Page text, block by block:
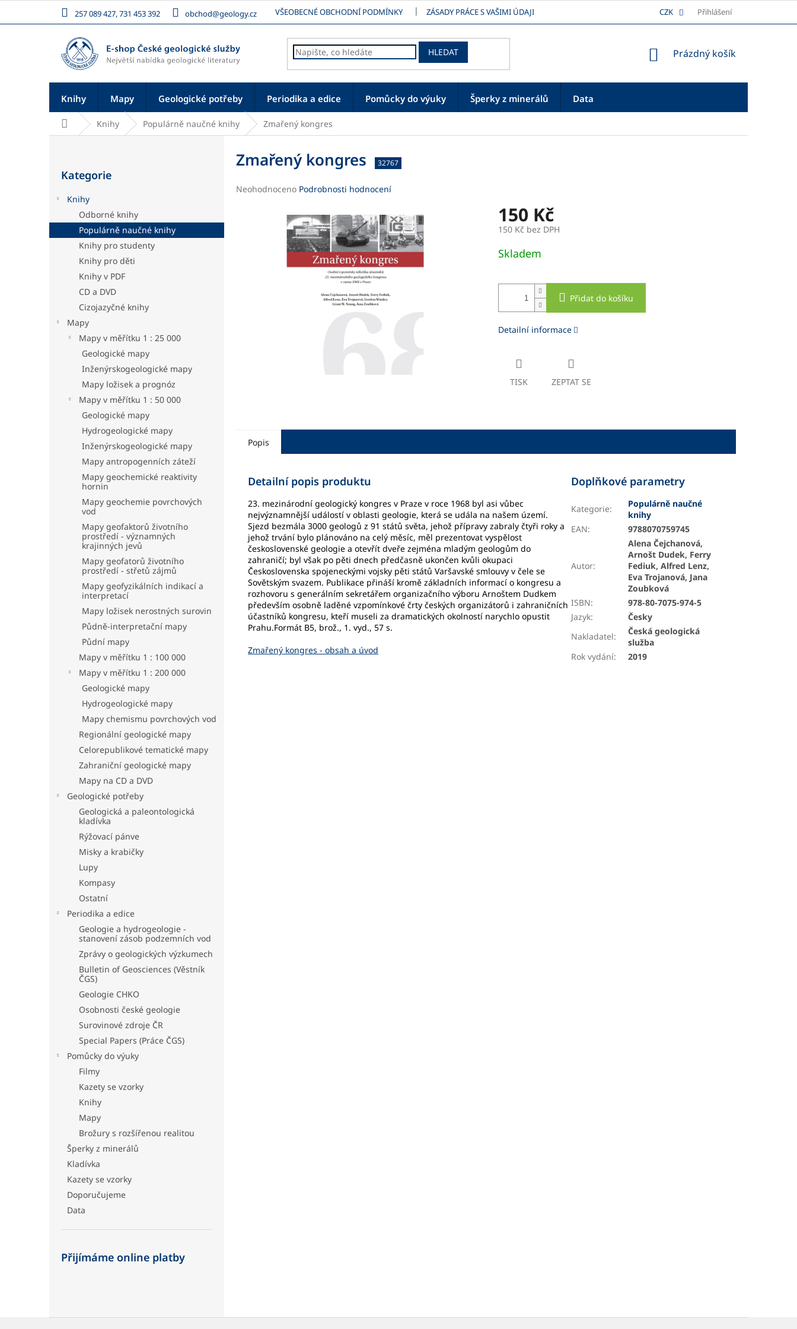
obsah
257 089 427, 731 453 392 obchod@geology.cz VŠEOBECNÉ OBCHODNÍ PODMÍNKY ZÁSADY PRÁCE S VAŠIMI ÚDAJI REKLAMAČNÍ ŘÁD PLATBA
CZK Přihlášení
HLEDAT
NÁKUPNÍ
Prázdný košík
Knihy Mapy Geologické potřeby Periodika a edice Pomůcky do výuky Šperky z minerálů Data
Domů Knihy Populárně naučné knihy Zmařený kongres
n
kategorie
Kategorie
Knihy
Odborné knihy
Populárně naučné knihy
Knihy pro studenty
Knihy pro děti
Knihy v PDF
CD a DVD
Cizojazyčné knihy
Mapy
Mapy v měřítku 1 : 25 000
Geologické mapy
Inženýrskogeologické mapy
Mapy ložisek a prognóz
Mapy v měřítku 1 : 50 000
Geologické mapy
Hydrogeologické mapy
Inženýrskogeologické mapy
Mapy antropogenních záteží
Mapy geochemické reaktivity
hornin
Mapy geochemie povrchových
vod
Mapy geofaktorů životního
prostředí - významných
krajinných jevů
Mapy geofatorů životního
prostředí - střetů zájmů
Mapy geofyzikálních indikací a
interpretací
Mapy ložisek nerostných surovin
Půdně-interpretační mapy
Půdní mapy
Mapy v měřítku 1 : 100 000
Mapy v měřítku 1 : 200 000
Geologické mapy
Hydrogeologické mapy
Mapy chemismu povrchových vod
Regionální geologické mapy
Celorepublikové tematické mapy
Zahraniční geologické mapy
Mapy na CD a DVD
Geologické potřeby
Geologická a paleontologická
kladívka
Rýžovací pánve
Misky a krabičky
Lupy
Kompasy
Ostatní
Periodika a edice
Geologie a hydrogeologie -
stanovení zásob podzemních vod
Zprávy o geologických výzkumech
Bulletin of Geosciences (Věstník
ČGS)
Geologie CHKO
Osobnosti české geologie
Surovinové zdroje ČR
Special Papers (Práce ČGS)
Pomůcky do výuky
Filmy
Kazety se vzorky
Knihy
Mapy
Brožury s rozšířenou realitou
Šperky z minerálů
Kladívka
Kazety se vzorky
Doporučujeme
Data
Přijímáme online platby
Zmařený kongres 32767
Průměrné
Neohodnoceno Podrobnosti hodnocení
150 Kč
150 Kč bez DPH
cena:
Skladem
Přidat do košíku
Detailní informace
TISK ZEPTAT SE
Popis
Detailní popis produktu
23. mezinárodní geologický kongres v Praze v roce 1968 byl asi vůbec
nejvýznamnější událostí v oblasti geologie, která se udála na našem území.
Sjezd bezmála 3000 geologů z 91 států světa, jehož přípravy zabraly čtyři roky a
jehož trvání bylo plánováno na celý měsíc, měl prezentovat vyspělost
československé geologie a otevřít dveře zejména mladým geologům do
zahraničí; byl však po pěti dnech předčasně ukončen kvůli okupaci
Československa spojeneckými vojsky pěti států Varšavské smlouvy v čele se
Sovětským svazem. Publikace přináší kromě základních informací o kongresu a
rozhovoru s generálním sekretářem organizačního výboru Arnoštem Dudkem
především osobně laděné vzpomínkové črty českých organizátorů i zahraničních
účastníků kongresu, kteří museli za dramatických okolností narychlo opustit
Prahu.Formát B5, brož., 1. vyd., 57 s.
Zmařený kongres - obsah a úvod
Doplňkové parametry
Kategorie:
Populárně naučné
knihy
EAN: 9788070759745
Autor:
Alena Čejchanová,
Arnošt Dudek, Ferry
Fediuk, Alfred Lenz,
Eva Trojanová, Jana
Zoubková
ISBN:
978-80-7075-974-5
Jazyk:
Česky
Nakladatel:
Česká geologická
služba
Rok vydání: 2019